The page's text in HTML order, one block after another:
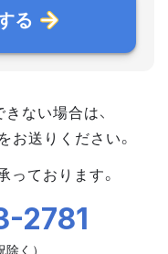
る
ない場合は、
お送りください。
ております。
2781